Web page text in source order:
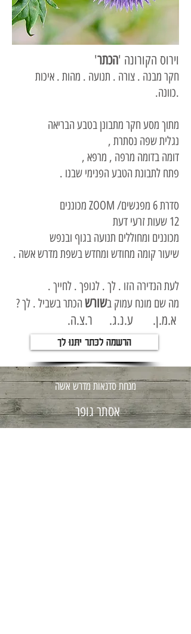
וירוס הקורונה 'הכתר'
חקר מבנה . צורה . תנועה . מהות . איכות
.כוונה.
מתוך מסע חקר מתבונן בטבע הבריאה
נגלית שפה נסתרת ,
דומה בדומה מרפה , מרפא ,
פתח לתבונת הטבע הפנימי שבנו .
סדרת 6 מפגשים/ ZOOM מכוננים
12 שעות זרעי דעת
מכוננים ומחוללים תנועה בגוף ובנפש
שיעור קומה מחודש ומחדש בשפת מדרש אשה .
לעת הנדירה הזו . לך . לגופך . לחייך .
מה שם מונח עמוק בשורש הכתר בשביל . לך ?
א.מ.ן. ע.נ.ג. ר.צ.ה.
הרשמה לכֶּתֶר יִתְּנוּ לָךְ
מנחת סדנאות מדרש אשה
אסתר גופר